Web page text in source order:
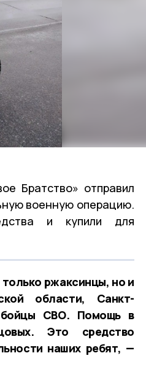
Братство» отправил
военную операцию.
и купили для
ржаксинцы, но и
области, Санкт-
бойцы СВО. Помощь в
Это средство
наших ребят, —